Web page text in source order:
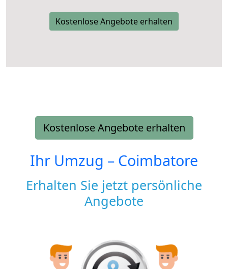
Kostenlose Angebote erhalten
Kostenlose Angebote erhalten
Ihr Umzug – Coimbatore
Erhalten Sie jetzt persönliche
Angebote